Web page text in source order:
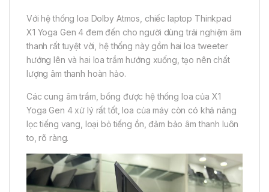
Với hệ thống loa Dolby Atmos, chiếc laptop Thinkpad
X1 Yoga Gen 4 đem đến cho người dùng trải nghiệm âm
thanh rất tuyệt vời, hệ thống này gồm hai loa tweeter
hướng lên và hai loa trầm hướng xuống, tạo nên chất
lượng âm thanh hoàn hảo.
Các cung âm trầm, bổng được hệ thống loa của X1
Yoga Gen 4 xử lý rất tốt, loa của máy còn có khả năng
lọc tiếng vang, loại bỏ tiếng ồn, đảm bảo âm thanh luôn
to, rõ ràng.